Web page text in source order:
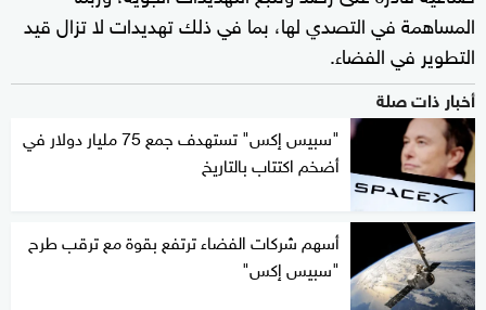
المساهمة في التصدي لها، بما في ذلك تهديدات لا تزال قيد
التطوير في الفضاء.
أخبار ذات صلة
"سبيس إكس" تستهدف جمع 75 مليار دولار في
أضخم اكتتاب بالتاريخ
أسهم شركات الفضاء ترتفع بقوة مع ترقب طرح
"سبيس إكس"